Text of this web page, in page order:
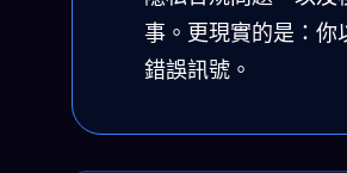
事。更現實的是：
錯誤訊號。